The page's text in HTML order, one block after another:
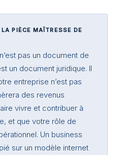
PIÈCE MAÎTRESSE DE
pas un document de
un document juridique. Il
entreprise n’est pas
des revenus
vivre et contribuer à
et que votre rôle de
Un business
sur un modèle internet